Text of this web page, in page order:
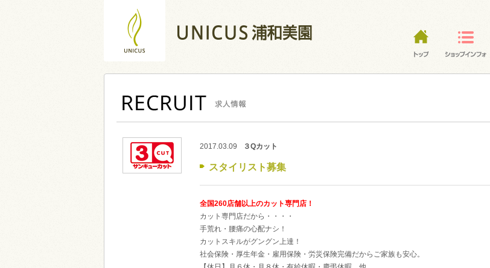
2017.03.09 ３Qカット
スタイリスト募集
全国260店舗以上のカット専門店！
カット専門店だから・・・・
手荒れ・腰痛の心配ナシ！
カットスキルがグングン上達！
社会保険・厚生年金・雇用保険・労災保険完備だからご家族も安心。